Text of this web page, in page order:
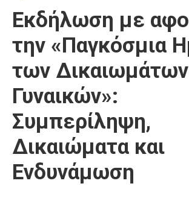
Εκδήλωση με
την «Παγκόσμια
των
Γυναικών»:
Συμπερίληψη,
Δικαιώματα και
Ενδυνάμωση